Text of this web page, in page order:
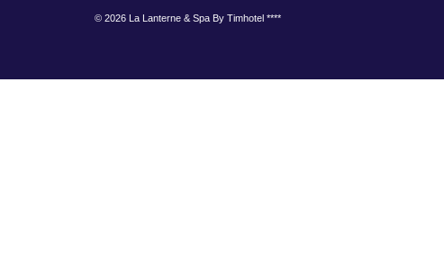
© 2026 La Lanterne & Spa By Timhotel ****